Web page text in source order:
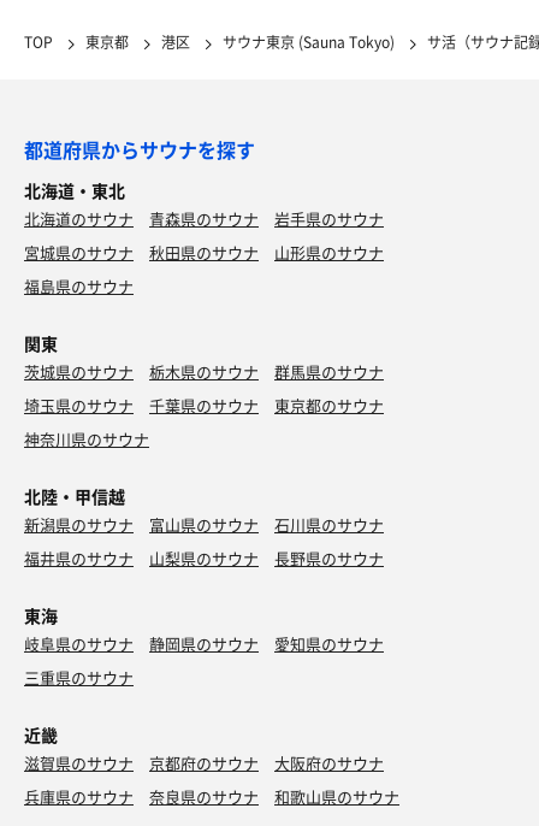
TOP 東京都 港区 サウナ東京 (Sauna Tokyo) サ活（サウナ記
都道府県からサウナを探す
北海道・東北
北海道のサウナ 青森県のサウナ
岩手県のサウナ
宮城県のサウナ
秋田県のサウナ
山形県のサウナ
福島県のサウナ
関東
茨城県のサウナ 栃木県のサウナ
群馬県のサウナ
埼玉県のサウナ
千葉県のサウナ
東京都のサウナ
神奈川県のサウナ
北陸・甲信越
新潟県のサウナ 富山県のサウナ
石川県のサウナ
福井県のサウナ
山梨県のサウナ 長野県のサウナ
東海
岐阜県のサウナ 静岡県のサウナ
愛知県のサウナ
三重県のサウナ
近畿
滋賀県のサウナ 京都府のサウナ
大阪府のサウナ
兵庫県のサウナ
奈良県のサウナ 和歌山県のサウナ